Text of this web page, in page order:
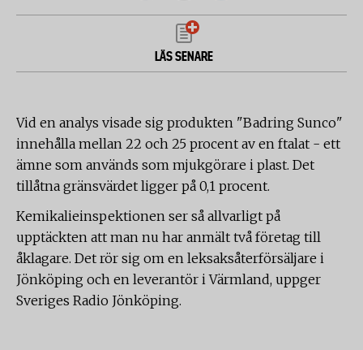
LÄS SENARE
Vid en analys visade sig produkten "Badring Sunco"
innehålla mellan 22 och 25 procent av en ftalat - ett
ämne som används som mjukgörare i plast. Det
tillåtna gränsvärdet ligger på 0,1 procent.
Kemikalieinspektionen ser så allvarligt på
upptäckten att man nu har anmält två företag till
åklagare. Det rör sig om en leksaksåterförsäljare i
Jönköping och en leverantör i Värmland, uppger
Sveriges Radio Jönköping.